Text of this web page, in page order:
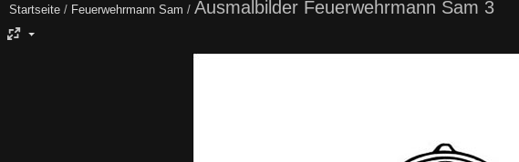
Startseite / Feuerwehrmann Sam / Ausmalbilder Feuerwehrmann Sam 3